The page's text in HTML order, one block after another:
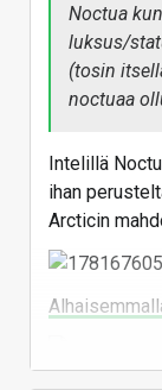
Noctua
luksus/
(tosin
noctuaa
Intelillä
ihan
Arcticin